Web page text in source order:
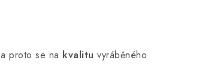
a proto se na kvalitu vyráběného